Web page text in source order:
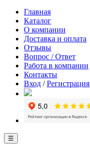
Главная
Каталог
О компании
Доставка и оплата
Отзывы
Вопрос / Ответ
Работа в компании
Контакты
Вход /Регистрация
☰